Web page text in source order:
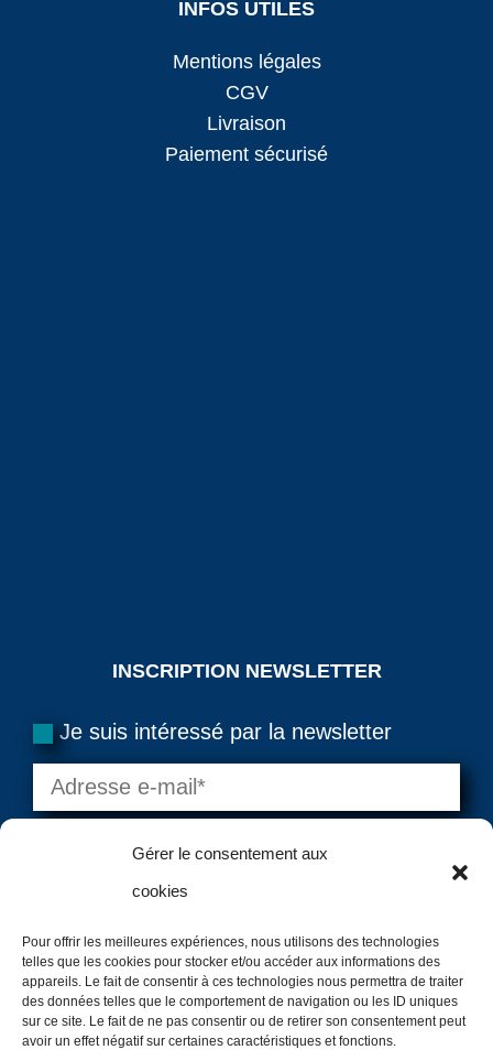
Gérer le consentement aux
cookies
Pour offrir les meilleures expériences, nous utilisons des technologies
telles que les cookies pour stocker et/ou accéder aux informations des
appareils. Le fait de consentir à ces technologies nous permettra de traiter
des données telles que le comportement de navigation ou les ID uniques
sur ce site. Le fait de ne pas consentir ou de retirer son consentement peut
avoir un effet négatif sur certaines caractéristiques et fonctions.
INFOS UTILES
Mentions légales
CGV
Livraison
Paiement sécurisé
INSCRIPTION NEWSLETTER
Je suis intéressé par la newsletter
11 + 7= VALIDER